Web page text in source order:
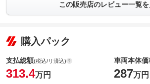
この販売店のレビュー一覧
購入パック
支払総額(税込/リ済込)
313.4万円
車両本体価
287万円